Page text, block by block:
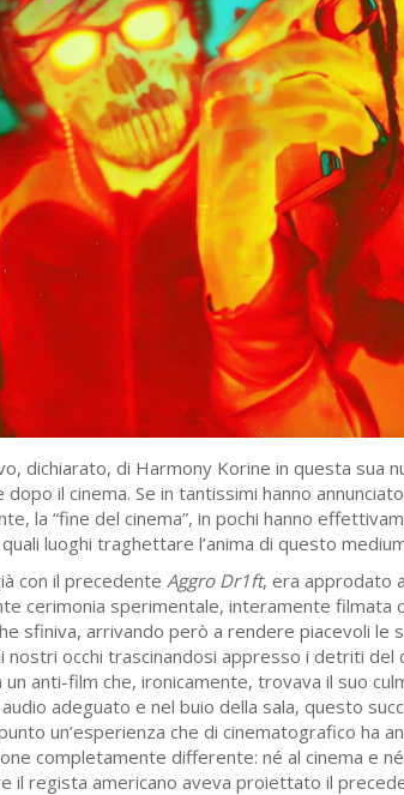
dichiarato, di Harmony Korine in questa sua
dopo il cinema. Se in tantissimi hanno
la “fine del cinema”, in pochi hanno
luoghi traghettare l’anima di questo
con il precedente Aggro Dr1ft, era approdato
cerimonia sperimentale, interamente filmata
sfiniva, arrivando però a rendere piacevoli le
nostri occhi trascinandosi appresso i detriti
anti-film che, ironicamente, trovava il suo
adeguato e nel buio della sala, questo
un’esperienza che di cinematografico ha
completamente differente: né al cinema e
il regista americano aveva proiettato il